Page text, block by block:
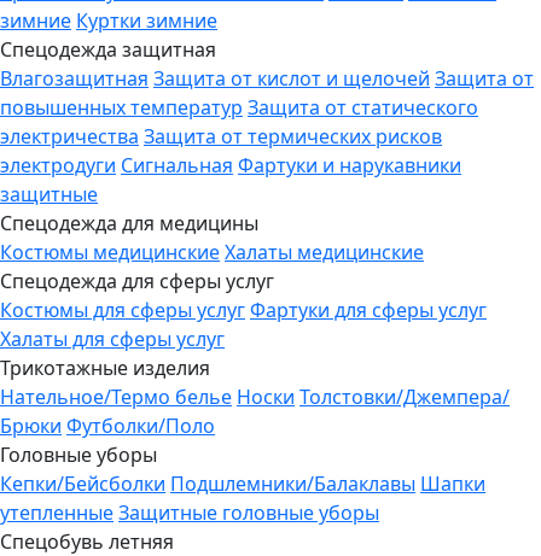
зимние Куртки зимние
Спецодежда защитная
Влагозащитная Защита от кислот и щелочей Защита от
повышенных температур Защита от статического
электричества Защита от термических рисков
электродуги Сигнальная Фартуки и нарукавники
защитные
Спецодежда для медицины
Костюмы медицинскиеХалаты медицинские
Спецодежда для сферы услуг
Костюмы для сферы услугФартуки для сферы услуг
Халаты для сферы услуг
Трикотажные изделия
Нательное/Термо белье Носки Толстовки/Джемпера/
Брюки Футболки/Поло
Головные уборы
Кепки/Бейсболки Подшлемники/Балаклавы Шапки
утепленныеЗащитные головные уборы
Спецобувь летняя